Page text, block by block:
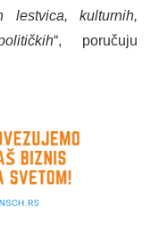
kulturnih,
“, poručuju